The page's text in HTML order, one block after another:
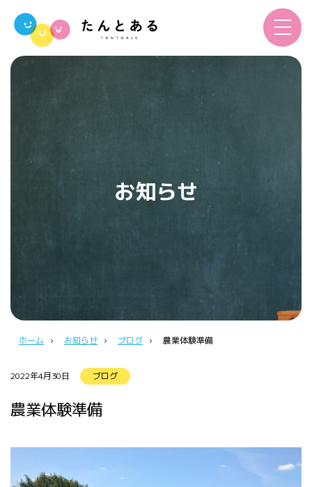
toggle
お知らせ
ホーム › お知らせ › ブログ › 農業体験準備
2022年4月30日 ブログ
農業体験準備